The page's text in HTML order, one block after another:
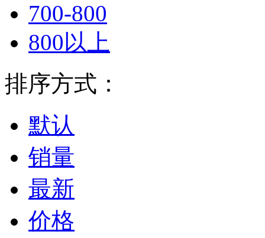
700-800
800以上
排序方式：
默认
销量
最新
价格